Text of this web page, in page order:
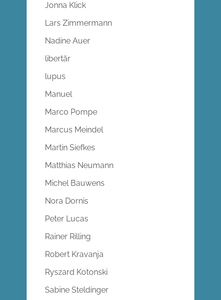
Jonna Klick
Lars Zimmermann
Nadine Auer
libertär
lupus
Manuel
Marco Pompe
Marcus Meindel
Martin Siefkes
Matthias Neumann
Michel Bauwens
Nora Dornis
Peter Lucas
Rainer Rilling
Robert Kravanja
Ryszard Kotonski
Sabine Steldinger